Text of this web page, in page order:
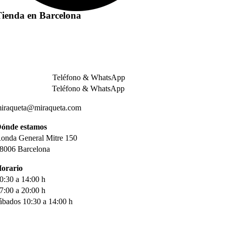
en Barcelona
Teléfono & WhatsApp
Teléfono & WhatsApp
estamos
General Mitre 150
Barcelona
a 14:00 h
a 20:00 h
10:30 a 14:00 h